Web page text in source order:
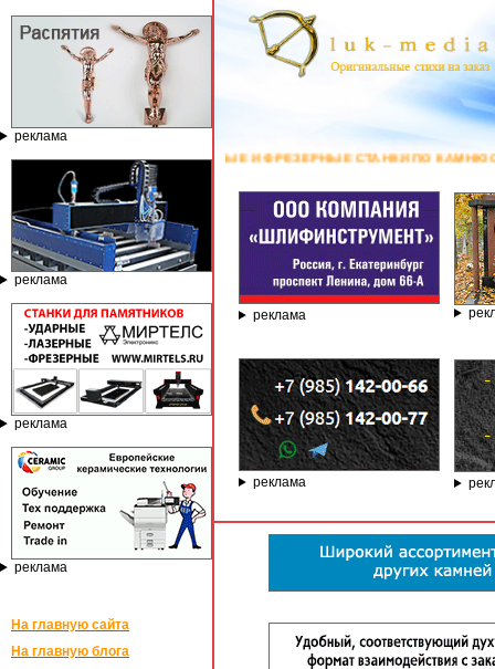
реклама
реклама
реклама
реклама
На главную сайта
На главную блога
И ФРЕЗЕРНЫЕ СТАНКИ ПО КАМНЮ ОТ КОМПАНИИ ГРАВЁР -
реклама
реклама